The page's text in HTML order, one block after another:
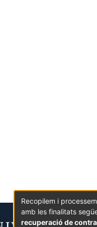
Recopilem i
amb les finalitats
recuperació de